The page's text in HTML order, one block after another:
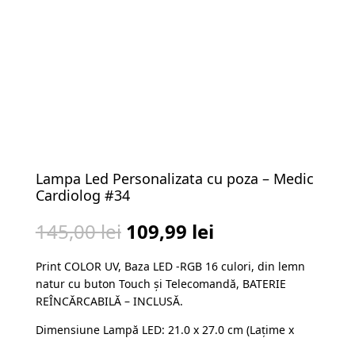
Lampa Led Personalizata cu poza – Medic
Cardiolog #34
145,00lei Prețul
a
fost:
109,99 leiPrețul
este:
109,99 lei.
Print COLOR UV, Baza LED -RGB 16 culori, din lemn
natur cu buton Touch și Telecomandă, BATERIE
REÎNCĂRCABILĂ – INCLUSĂ.
Dimensiune Lampă LED: 21.0 x 27.0 cm (Lațime x